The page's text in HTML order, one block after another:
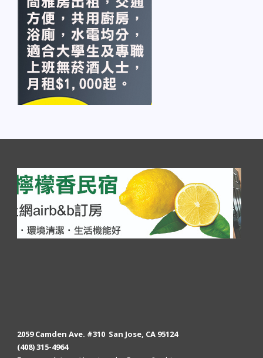
2059 Camden Ave. #310 San Jose, CA 95124
(408) 315-4964